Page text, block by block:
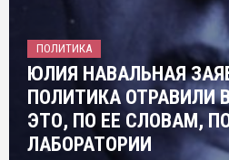
ПОЛИТИКА
ЮЛИЯ НАВАЛЬНАЯ
ПОЛИТИКА ОТРАВИЛИ
ЭТО, ПО ЕЕ СЛОВАМ,
ЛАБОРАТОРИИ